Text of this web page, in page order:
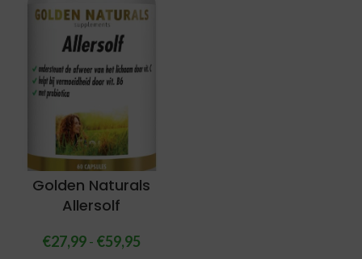
Golden Naturals
Allersolf
€27,99- €59,95